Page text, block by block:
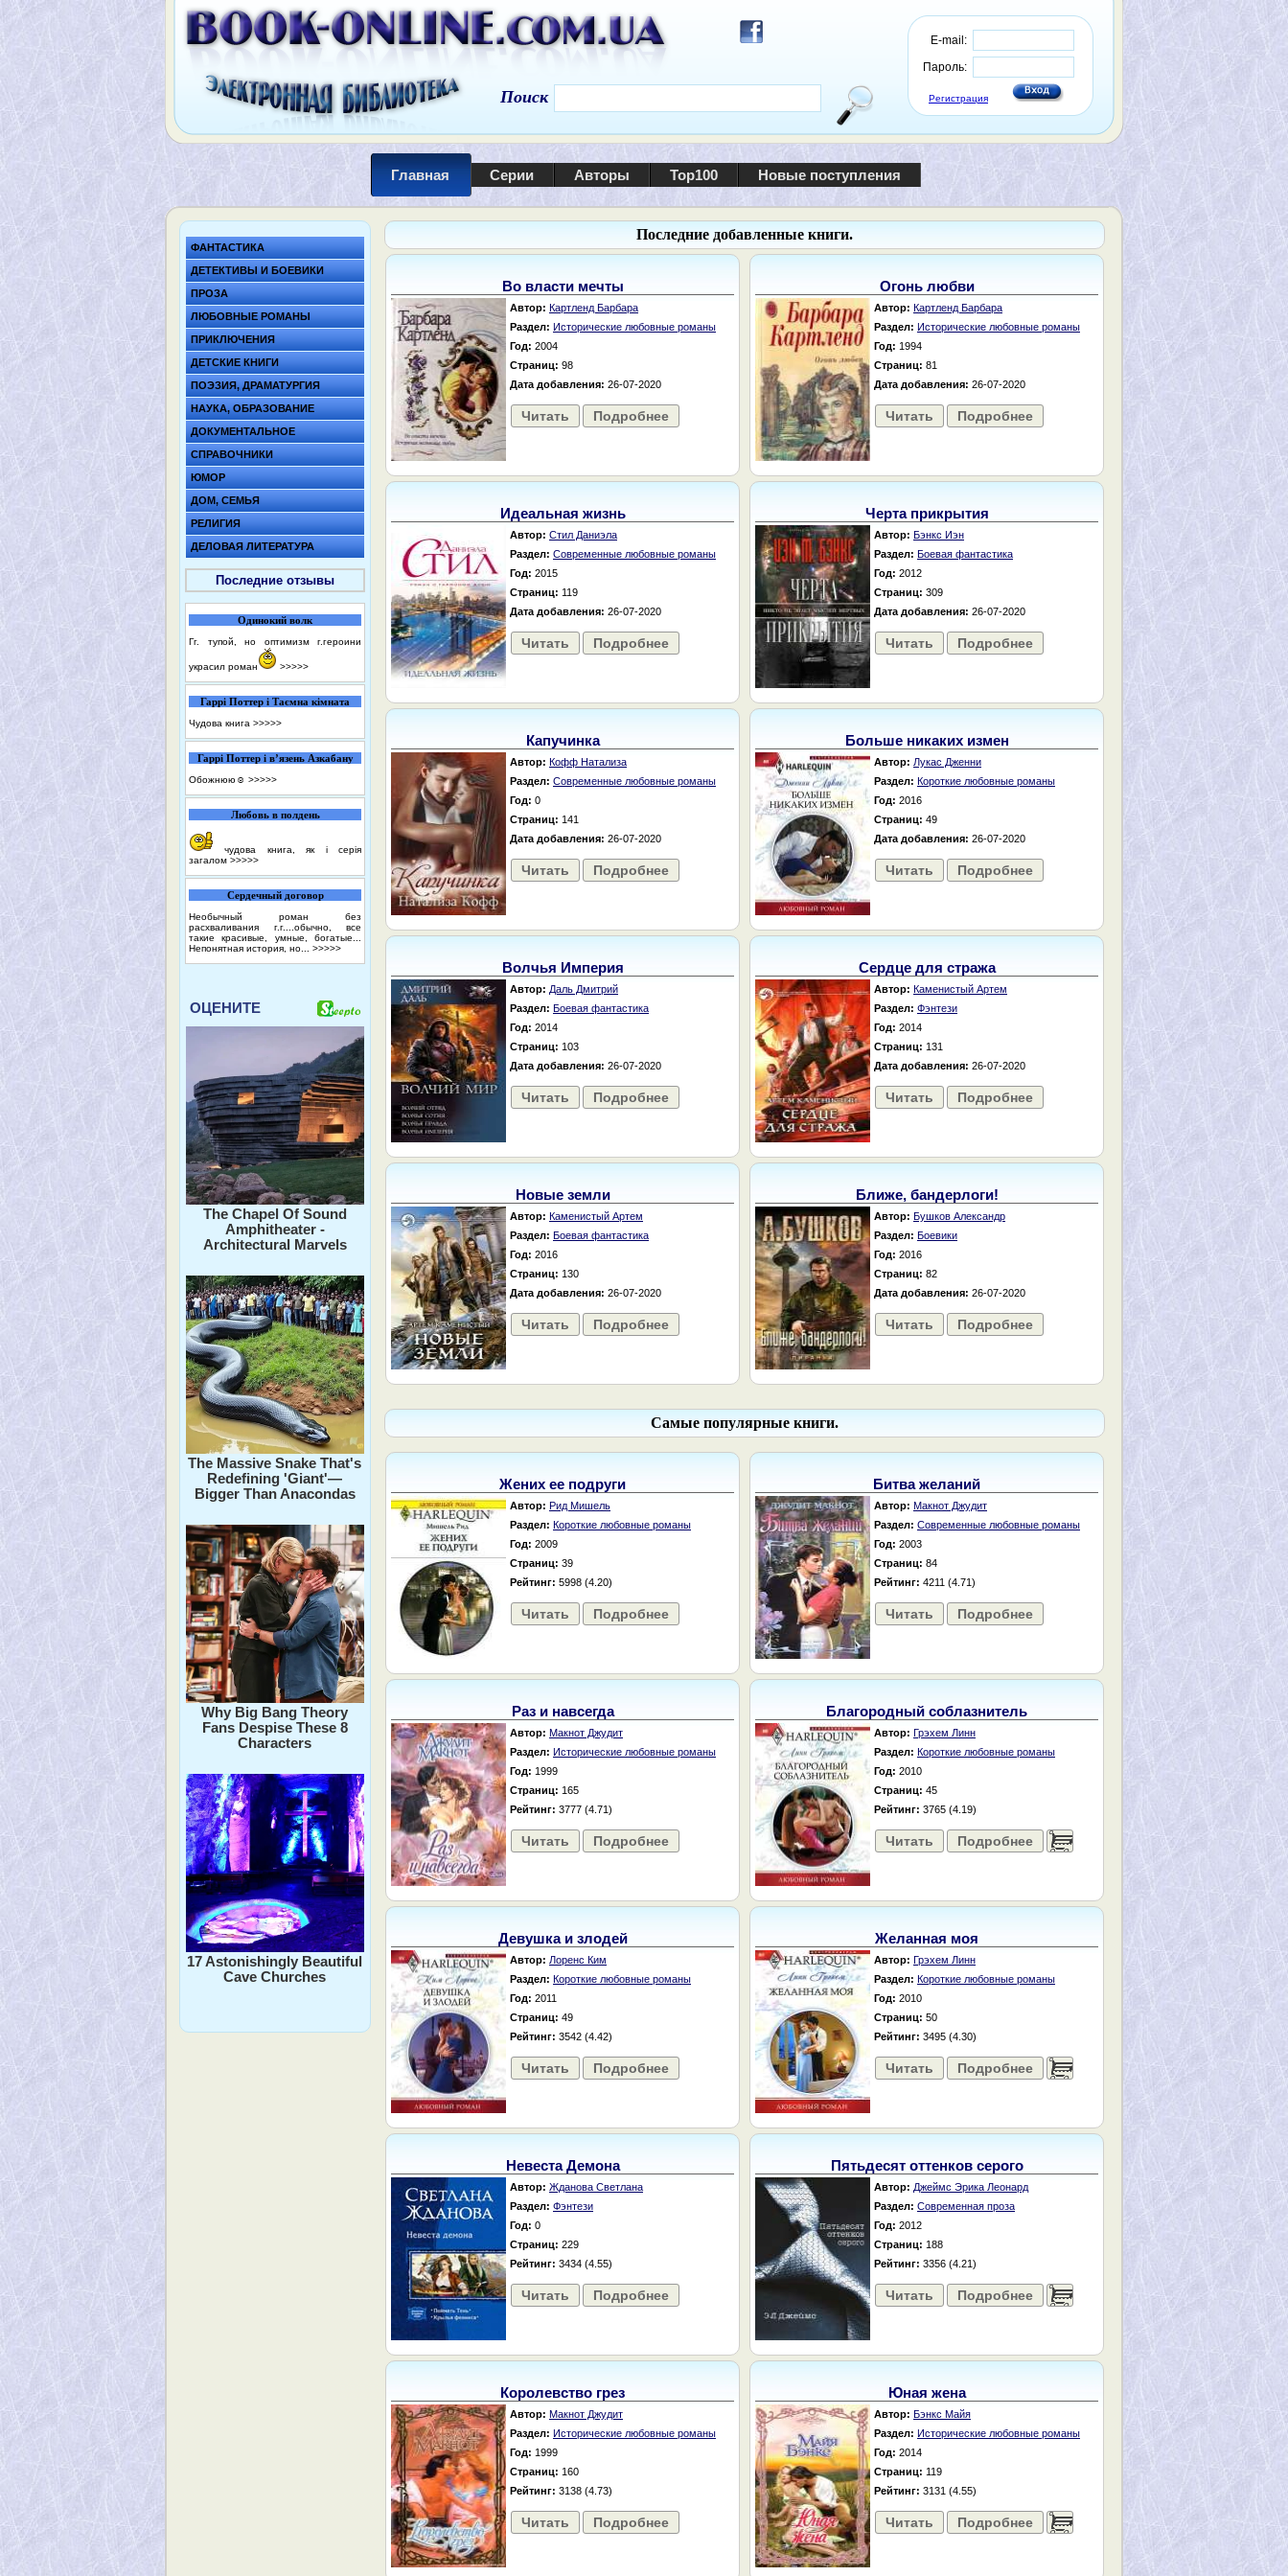
E-mail:
Пароль:
Регистрация
Поиск
Главная Серии Авторы Top100 Новые поступления
ФАНТАСТИКА
ДЕТЕКТИВЫ И БОЕВИКИ
ПРОЗА
ЛЮБОВНЫЕ РОМАНЫ
ПРИКЛЮЧЕНИЯ
ДЕТСКИЕ КНИГИ
ПОЭЗИЯ, ДРАМАТУРГИЯ
НАУКА, ОБРАЗОВАНИЕ
ДОКУМЕНТАЛЬНОЕ
СПРАВОЧНИКИ
ЮМОР
ДОМ, СЕМЬЯ
РЕЛИГИЯ
ДЕЛОВАЯ ЛИТЕРАТУРА
Последние отзывы
Одинокий волк
Гг. тупой, но оптимизм г.героини
украсил роман >>>>>
Гаррі Поттер і Таємна кімната
Чудова книга >>>>>
Гаррі Поттер і в’язень Азкабану
Обожнюю☺️ >>>>>
Любовь в полдень
чудова книга, як і серія
загалом >>>>>
Сердечный договор
Необычный роман без
расхваливания г.г....обычно, все
такие красивые, умные, богатые...
Непонятная история, но... >>>>>
ОЦЕНИТЕ
The Chapel Of Sound
Amphitheater -
Architectural Marvels
The Massive Snake That's
Redefining 'Giant'—
Bigger Than Anacondas
Why Big Bang Theory
Fans Despise These 8
Characters
17 Astonishingly Beautiful
Cave Churches
Последние добавленные книги.
Во власти мечты
Автор: Картленд Барбара
Раздел: Исторические любовные романы
Год: 2004
Страниц: 98
Дата добавления: 26-07-2020
Читать Подробнее
Огонь любви
Автор: Картленд Барбара
Раздел: Исторические любовные романы
Год: 1994
Страниц: 81
Дата добавления: 26-07-2020
Читать Подробнее
Идеальная жизнь
Автор: Стил Даниэла
Раздел: Современные любовные романы
Год: 2015
Страниц: 119
Дата добавления: 26-07-2020
Читать Подробнее
Черта прикрытия
Автор: Бэнкс Иэн
Раздел: Боевая фантастика
Год: 2012
Страниц: 309
Дата добавления: 26-07-2020
Читать Подробнее
Капучинка
Автор: Кофф Натализа
Раздел: Современные любовные романы
Год: 0
Страниц: 141
Дата добавления: 26-07-2020
Читать Подробнее
Больше никаких измен
Автор: Лукас Дженни
Раздел: Короткие любовные романы
Год: 2016
Страниц: 49
Дата добавления: 26-07-2020
Читать Подробнее
Волчья Империя
Автор: Даль Дмитрий
Раздел: Боевая фантастика
Год: 2014
Страниц: 103
Дата добавления: 26-07-2020
Читать Подробнее
Сердце для стража
Автор: Каменистый Артем
Раздел: Фэнтези
Год: 2014
Страниц: 131
Дата добавления: 26-07-2020
Читать Подробнее
Новые земли
Автор: Каменистый Артем
Раздел: Боевая фантастика
Год: 2016
Страниц: 130
Дата добавления: 26-07-2020
Читать Подробнее
Ближе, бандерлоги!
Автор: Бушков Александр
Раздел: Боевики
Год: 2016
Страниц: 82
Дата добавления: 26-07-2020
Читать Подробнее
Самые популярные книги.
Жених ее подруги
Автор: Рид Мишель
Раздел: Короткие любовные романы
Год: 2009
Страниц: 39
Рейтинг: 5998 (4.20)
Читать Подробнее
Битва желаний
Автор: Макнот Джудит
Раздел: Современные любовные романы
Год: 2003
Страниц: 84
Рейтинг: 4211 (4.71)
Читать Подробнее
Раз и навсегда
Автор: Макнот Джудит
Раздел: Исторические любовные романы
Год: 1999
Страниц: 165
Рейтинг: 3777 (4.71)
Читать Подробнее
Благородный соблазнитель
Автор: Грэхем Линн
Раздел: Короткие любовные романы
Год: 2010
Страниц: 45
Рейтинг: 3765 (4.19)
Читать Подробнее ......
Девушка и злодей
Автор: Лоренс Ким
Раздел: Короткие любовные романы
Год: 2011
Страниц: 49
Рейтинг: 3542 (4.42)
Читать Подробнее
Желанная моя
Автор: Грэхем Линн
Раздел: Короткие любовные романы
Год: 2010
Страниц: 50
Рейтинг: 3495 (4.30)
Читать Подробнее ......
Невеста Демона
Автор: Жданова Светлана
Раздел: Фэнтези
Год: 0
Страниц: 229
Рейтинг: 3434 (4.55)
Читать Подробнее
Пятьдесят оттенков серого
Автор: Джеймс Эрика Леонард
Раздел: Современная проза
Год: 2012
Страниц: 188
Рейтинг: 3356 (4.21)
Читать Подробнее ......
Королевство грез
Автор: Макнот Джудит
Раздел: Исторические любовные романы
Год: 1999
Страниц: 160
Рейтинг: 3138 (4.73)
Читать Подробнее
Юная жена
Автор: Бэнкс Майя
Раздел: Исторические любовные романы
Год: 2014
Страниц: 119
Рейтинг: 3131 (4.55)
Читать Подробнее ......